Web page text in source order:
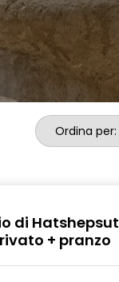
Ordina
di
+ pranzo